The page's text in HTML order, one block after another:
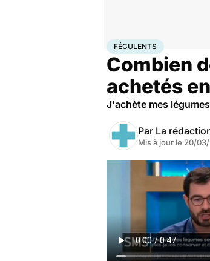
AccueilSantéFéculents
FÉCULENTS
Combien
achetés
J'achète mes
Par La
Mis à jour le 20/03/